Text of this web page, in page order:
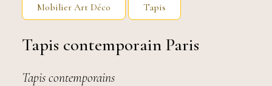
Mobilier Art Déco Tapis
Tapis contemporain Paris
Tapis contemporains